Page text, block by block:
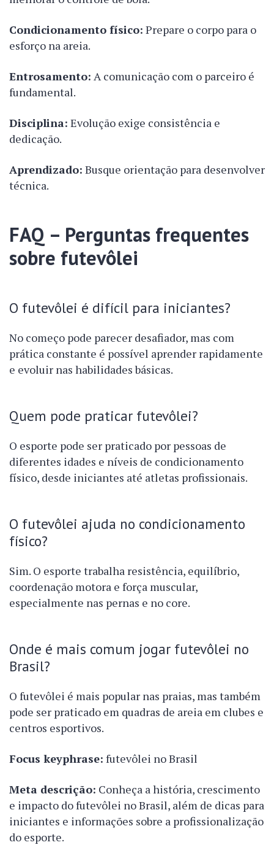
Condicionamento físico: Prepare o corpo para o
esforço na areia.
Entrosamento: A comunicação com o parceiro é
fundamental.
Disciplina: Evolução exige consistência e
dedicação.
Aprendizado: Busque orientação para desenvolver
técnica.
FAQ – Perguntas frequentes
sobre futevôlei
O futevôlei é difícil para iniciantes?
No começo pode parecer desafiador, mas com
prática constante é possível aprender rapidamente
e evoluir nas habilidades básicas.
Quem pode praticar futevôlei?
O esporte pode ser praticado por pessoas de
diferentes idades e níveis de condicionamento
físico, desde iniciantes até atletas profissionais.
O futevôlei ajuda no condicionamento
físico?
Sim. O esporte trabalha resistência, equilíbrio,
coordenação motora e força muscular,
especialmente nas pernas e no core.
Onde é mais comum jogar futevôlei no
Brasil?
O futevôlei é mais popular nas praias, mas também
pode ser praticado em quadras de areia em clubes e
centros esportivos.
Focus keyphrase: futevôlei no Brasil
Meta descrição: Conheça a história, crescimento
e impacto do futevôlei no Brasil, além de dicas para
iniciantes e informações sobre a profissionalização
do esporte.